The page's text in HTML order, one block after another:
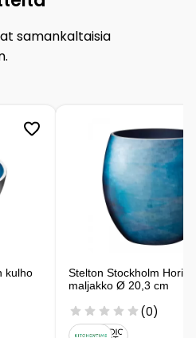
samankaltaisia
kulho
Stelton Stockholm
maljakko Ø 20,3 cm
(0)